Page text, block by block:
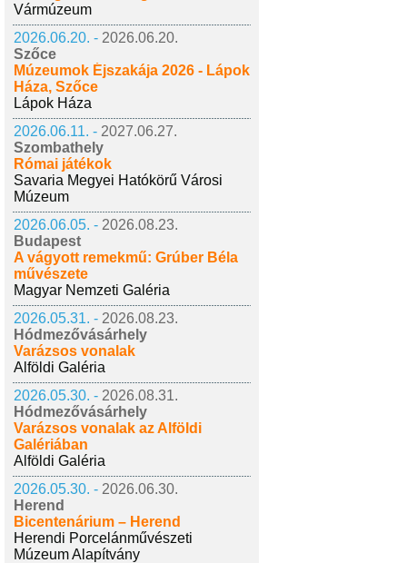
Vármúzeum
2026.06.20. - 2026.06.20.
Szőce
Múzeumok Éjszakája 2026 - Lápok
Háza, Szőce
Lápok Háza
2026.06.11. - 2027.06.27.
Szombathely
Római játékok
Savaria Megyei Hatókörű Városi
Múzeum
2026.06.05. - 2026.08.23.
Budapest
A vágyott remekmű: Grúber Béla
művészete
Magyar Nemzeti Galéria
2026.05.31. - 2026.08.23.
Hódmezővásárhely
Varázsos vonalak
Alföldi Galéria
2026.05.30. - 2026.08.31.
Hódmezővásárhely
Varázsos vonalak az Alföldi
Galériában
Alföldi Galéria
2026.05.30. - 2026.06.30.
Herend
Bicentenárium – Herend
Herendi Porcelánművészeti
Múzeum Alapítvány